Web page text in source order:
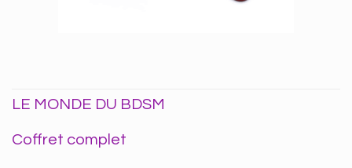
LE MONDE DU BDSM
Coffret complet